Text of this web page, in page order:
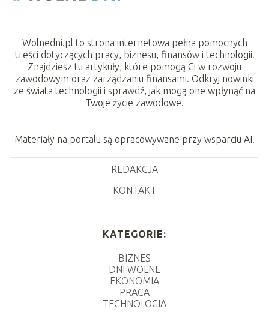
Wolnedni.pl to strona internetowa pełna pomocnych
treści dotyczących pracy, biznesu, finansów i technologii.
Znajdziesz tu artykuły, które pomogą Ci w rozwoju
zawodowym oraz zarządzaniu finansami. Odkryj nowinki
ze świata technologii i sprawdź, jak mogą one wpłynąć na
Twoje życie zawodowe.
Materiały na portalu są opracowywane przy wsparciu AI.
REDAKCJA
KONTAKT
KATEGORIE:
BIZNES
DNI WOLNE
EKONOMIA
PRACA
TECHNOLOGIA